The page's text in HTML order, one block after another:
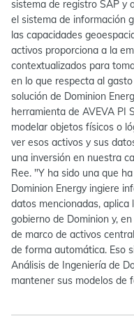
sistema de registro SAP y
el sistema de información
las capacidades
activos proporciona a la
contextualizados para
en lo que respecta al
solución de Dominion
herramienta de AVEVA PI
modelar objetos físicos o
ver esos activos y sus
una inversión en nuestra
Ree. "Y ha sido una que
Dominion Energy ingiere
datos mencionadas,
gobierno de Dominion y,
de marco de activos
de forma automática. Eso
Análisis de Ingeniería de
mantener sus modelos de